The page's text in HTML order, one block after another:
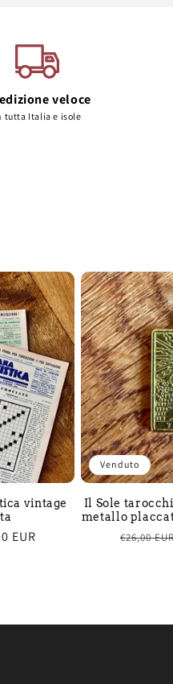
veloce
tutta Italia e isole
vintage
EUR
Venduto
Il Sole
metallo
Prezzo
€26,00